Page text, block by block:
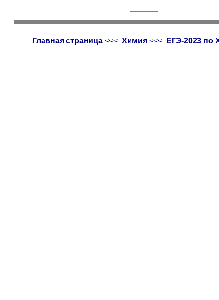
Главная страница <<< Химия <<< ЕГЭ-2023 по